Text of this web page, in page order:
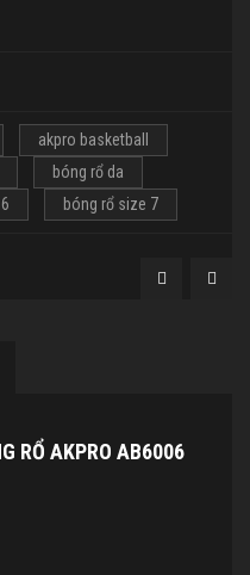
akpro basketball
bóng rổ da
bóng rổ size 7
RỔ AKPRO AB6006